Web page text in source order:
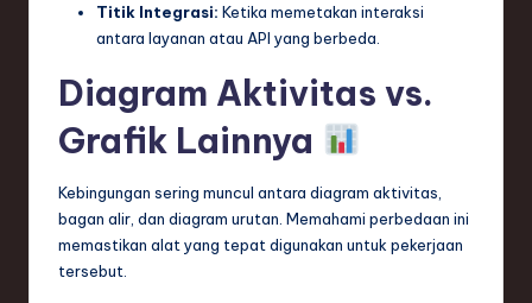
Titik Integrasi: Ketika memetakan interaksi
antara layanan atau API yang berbeda.
Diagram Aktivitas vs.
Grafik Lainnya
Kebingungan sering muncul antara diagram aktivitas,
bagan alir, dan diagram urutan. Memahami perbedaan ini
memastikan alat yang tepat digunakan untuk pekerjaan
tersebut.